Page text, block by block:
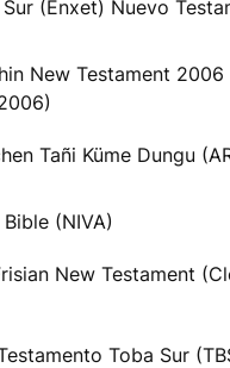
(Enxet) Nuevo
New Testament 2006
Tañi Küme Dungu
(NIVA)
New Testament
Toba Sur